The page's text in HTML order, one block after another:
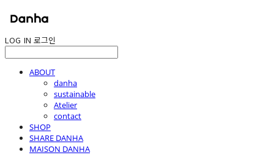
LOG IN 로그인
ABOUT
danha
sustainable
Atelier
contact
SHOP
SHARE DANHA
MAISON DANHA